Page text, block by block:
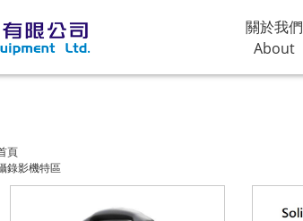
關於我們
About
頁
錄影機特區